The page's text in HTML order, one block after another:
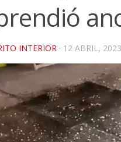
INTERIOR · 12 ABRIL, 2023